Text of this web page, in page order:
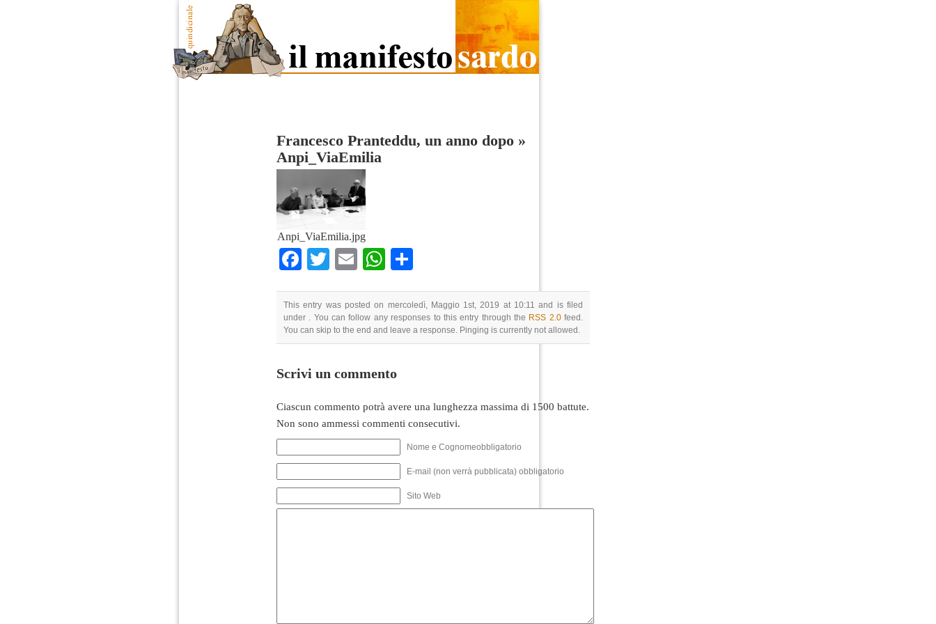
Francesco Pranteddu, un anno dopo »
Anpi_ViaEmilia
Anpi_ViaEmilia.jpg
Facebook
TwitterEmailWhatsApp
This entry was posted on mercoledì, Maggio 1st, 2019 at 10:11 and is filed
under . You can follow any responses to this entry through the RSS 2.0feed.
You can skip to the end and leave a response. Pinging is currently not allowed.
Scrivi un commento
Ciascun commento potrà avere una lunghezza massima di 1500 battute.
Non sono ammessi commenti consecutivi.
Nome e Cognomeobbligatorio
E-mail (non verrà pubblicata) obbligatorio
Sito Web